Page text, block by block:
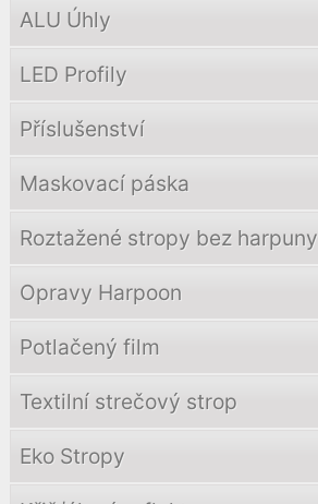
ALU Úhly
LED Profily
Příslušenství
Maskovací páska
Roztažené stropy bez harpuny
Opravy Harpoon
Potlačený film
Textilní strečový strop
Eko Stropy